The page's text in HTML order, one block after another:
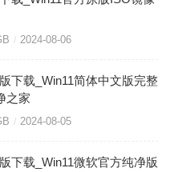
2024-08-06
下载_Win11简体中文版完整
之家
2024-08-05
下载_Win11微软官方纯净版